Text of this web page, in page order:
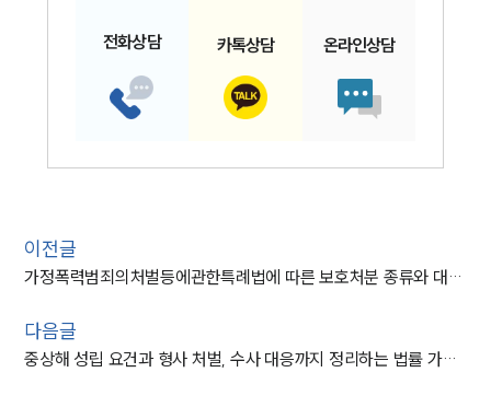
전화상담 카톡상담 온라인상담
이전글
가정폭력범죄의처벌등에관한특례법에 따른 보호처분 종류와 대응 전략
다음글
중상해 성립 요건과 형사 처벌, 수사 대응까지 정리하는 법률 가이드